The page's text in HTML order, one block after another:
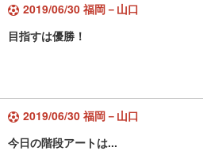
2019/06/30 福岡－山口
目指すは優勝！
2019/06/30 福岡－山口
今日の階段アートは...